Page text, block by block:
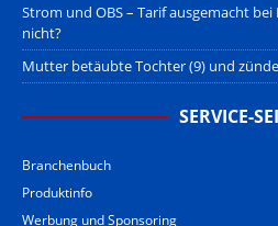
Strom und OBS – Tarif ausgemacht
nicht?
Mutter betäubte Tochter (9) und
SERVICE-
Branchenbuch
Produktinfo
Werbung und Sponsoring